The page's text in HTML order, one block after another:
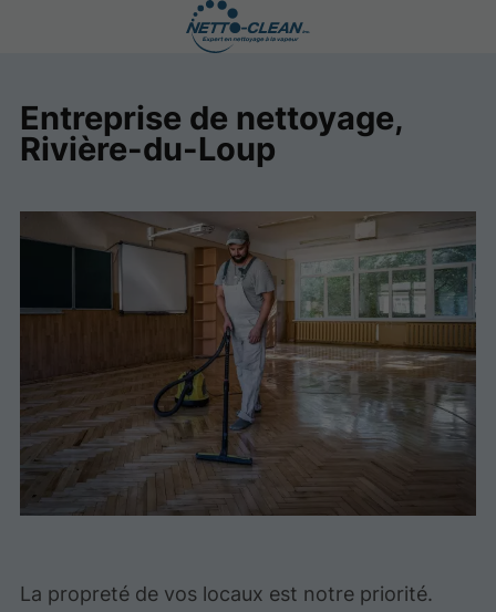
Entreprise de nettoyage,
Rivière-du-Loup
La propreté de vos locaux est notre priorité.